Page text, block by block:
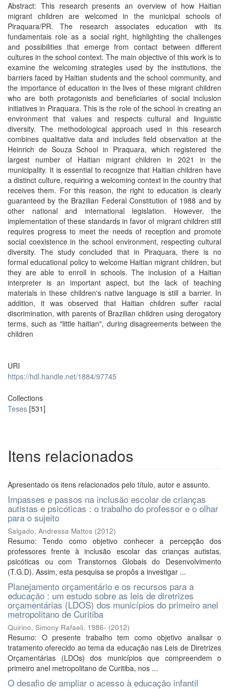
Abstract: This research presents an overview of how Haitian
migrant children are welcomed in the municipal schools of
Piraquara/PR. The research associates education with its
fundamentais role as a social right, highlighting the challenges
and possibilities that emerge from contact between different
cultures in the school context. The main objective of this work is to
examine the welcoming strategies used by the institutions, the
barriers faced by Haitian students and the school community, and
the importance of education in the lives of these migrant children
who are both protagonists and beneficiaries of social inclusion
initiatives in Piraquara. This is the role of the school in creating an
environment that values and respects cultural and linguistic
diversity. The methodological approach used in this research
combines qualitative data and includes field observation at the
Heinrich de Souza School in Piraquara, which registered the
largest number of Haitian migrant children in 2021 in the
municipality. It is essential to recognize that Haitian children have
a distinct culture, requiring a welcoming context in the country that
receives them. For this reason, the right to education is clearly
guaranteed by the Brazilian Federal Constitution of 1988 and by
other national and international legislation. However, the
implementation of these standards in favor of migrant children still
requires progress to meet the needs of reception and promote
social coexistence in the school environment, respecting cultural
diversity. The study concluded that in Piraquara, there is no
formal educational policy to welcome Haitian migrant children, but
they are able to enroll in schools. The inclusion of a Haitian
interpreter is an important aspect, but the lack of teaching
materials in these children's native language is still a barrier. In
addition, it was observed that Haitian children suffer racial
discrimination, with parents of Brazilian children using derogatory
terms, such as "little haitian", during disagreements between the
children
URI
https://hdl.handle.net/1884/97745
Collections
Teses [531]
Itens relacionados
Apresentado os itens relacionados pelo título, autor e assunto.
Impasses e passos na inclusão escolar de crianças
autistas e psicóticas : o trabalho do professor e o olhar
para o sujeito
Salgado, Andressa Mattos (2012)
Resumo: Tendo como objetivo conhecer a percepção dos
professores frente à inclusão escolar das crianças autistas,
psicóticas ou com Transtornos Globais do Desenvolvimento
(T.G.D). Assim, esta pesquisa se propôs a investigar ...
Planejamento orçamentário e os recursos para a
educação : um estudo sobre as leis de diretrizes
orçamentárias (LDOS) dos municípios do primeiro anel
metropolitano de Curitiba
Quirino, Simony Rafaeli, 1986- (2012)
Resumo: O presente trabalho tem como objetivo analisar o
tratamento oferecido ao tema da educação nas Leis de Diretrizes
Orçamentárias (LDOs) dos municípios que compreendem o
primeiro anel metropolitano de Curitiba, nos ...
O desafio de ampliar o acesso à educação infantil